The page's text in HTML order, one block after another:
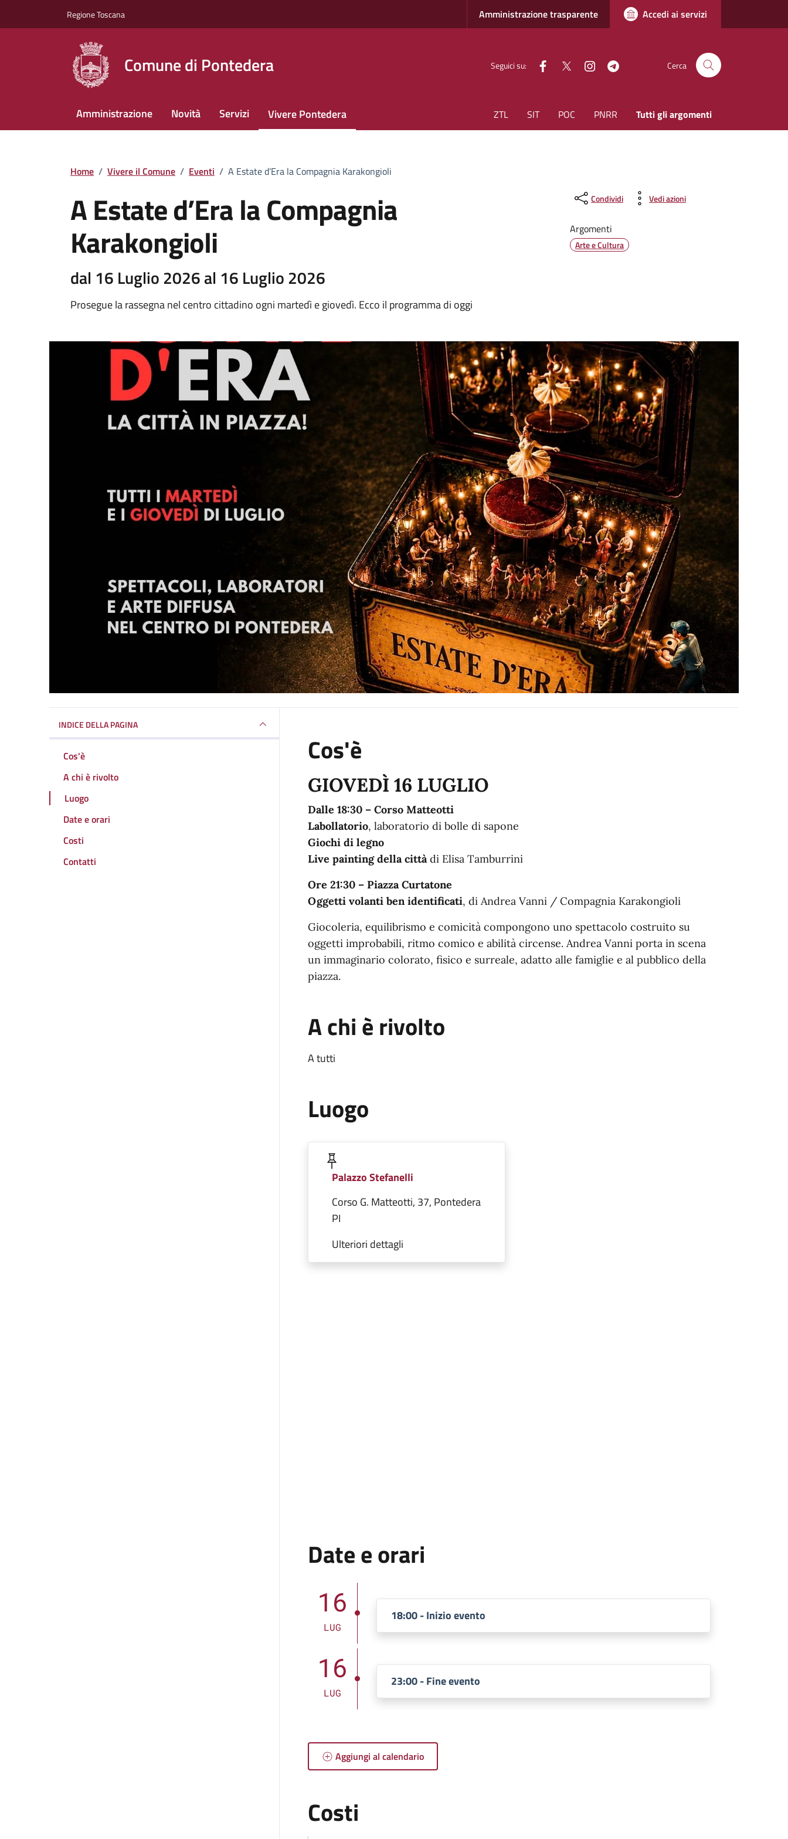
Regione Toscana Amministrazione trasparente Accedi ai servizi
Comune di Pontedera Seguici su: facebook
Twitter instagram Cerca
Amministrazione Novità Servizi Vivere Pontedera ZTL SIT POC PNRR Tutti gli argomenti
Home / Vivere il Comune / Eventi / A Estate d’Era la Compagnia Karakongioli
A Estate d’Era la Compagnia
Karakongioli
dal 16 Luglio 2026 al 16 Luglio 2026
Prosegue la rassegna nel centro cittadino ogni martedì e giovedì. Ecco il programma di oggi
Condividi Vedi azioni
Argomenti
Arte e Cultura
INDICE DELLA PAGINA
Cos'è
A chi è rivolto
Luogo
Date e orari
Costi
Contatti
Cos'è
GIOVEDÌ 16 LUGLIO
Dalle 18:30 – Corso Matteotti
Labollatorio, laboratorio di bolle di sapone
Giochi di legno
Live painting della cittàdi Elisa Tamburrini
Ore 21:30 – Piazza Curtatone
Oggetti volanti ben identificati, di Andrea Vanni / Compagnia Karakongioli
Giocoleria, equilibrismo e comicità compongono uno spettacolo costruito su
oggetti improbabili, ritmo comico e abilità circense. Andrea Vanni porta in scena
un immaginario colorato, fisico e surreale, adatto alle famiglie e al pubblico della
piazza.
A chi è rivolto
A tutti
Luogo
Palazzo Stefanelli
Corso G. Matteotti, 37, Pontedera
PI
Ulteriori dettagli
Date e orari
16
LUG
18:00 - Inizio evento
16
LUG
23:00 - Fine evento
Aggiungi al calendario
Costi